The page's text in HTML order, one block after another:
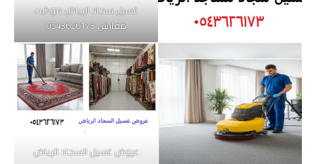
غسيل سجاد الرياض موكيت
مفارش 0543626173
عروض غسيل السجاد الرياض